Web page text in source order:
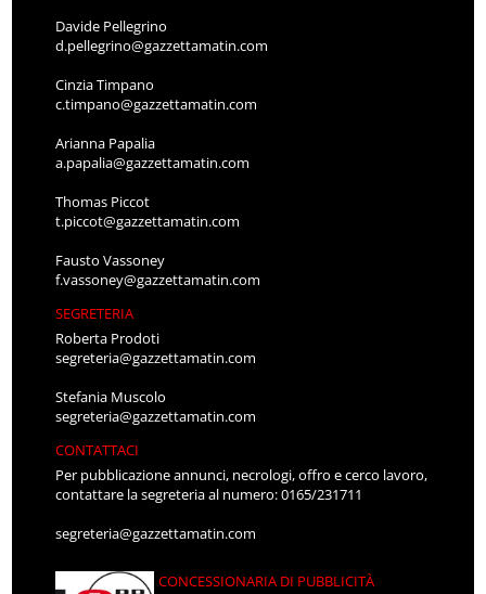
Davide Pellegrino
d.pellegrino@gazzettamatin.com
Cinzia Timpano
c.timpano@gazzettamatin.com
Arianna Papalia
a.papalia@gazzettamatin.com
Thomas Piccot
t.piccot@gazzettamatin.com
Fausto Vassoney
f.vassoney@gazzettamatin.com
SEGRETERIA
Roberta Prodoti
segreteria@gazzettamatin.com
Stefania Muscolo
segreteria@gazzettamatin.com
CONTATTACI
Per pubblicazione annunci, necrologi, offro e cerco lavoro,
contattare la segreteria al numero: 0165/231711
segreteria@gazzettamatin.com
CONCESSIONARIA DI PUBBLICITÀ